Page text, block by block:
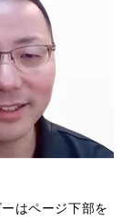
はページ下部を